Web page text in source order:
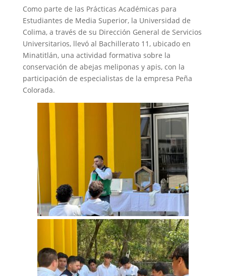
Como parte de las Prácticas Académicas para
Estudiantes de Media Superior, la Universidad de
Colima, a través de su Dirección General de Servicios
Universitarios, llevó al Bachillerato 11, ubicado en
Minatitlán, una actividad formativa sobre la
conservación de abejas meliponas y apis, con la
participación de especialistas de la empresa Peña
Colorada.